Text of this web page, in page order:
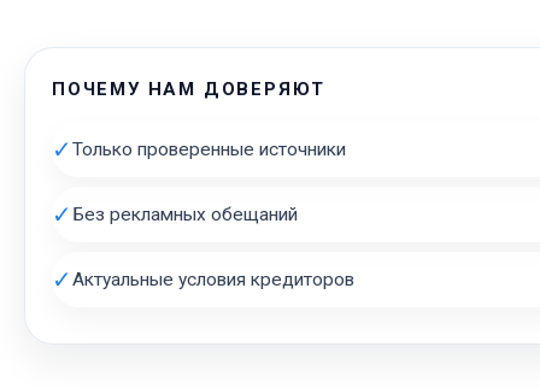
ПОЧЕМУ НАМ ДОВЕРЯЮТ
✓Только проверенные источники
✓ Без рекламных обещаний
✓Актуальные условия кредиторов